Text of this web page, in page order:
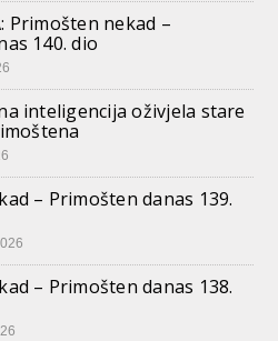
Primošten nekad –
140. dio
inteligencija oživjela stare
– Primošten danas 139.
– Primošten danas 138.